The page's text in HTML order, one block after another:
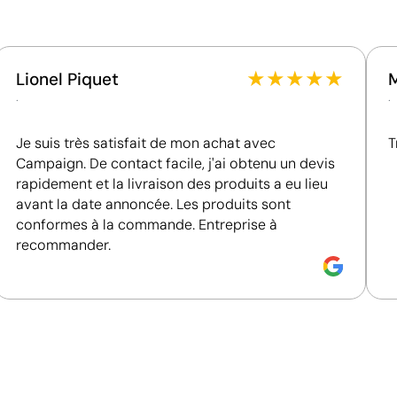
Impression de petits détails sur des surfaces
La tampographie transfère l’encre d’une plaque gravée
Bronze, se situant parmi les 35 % des meilleures
entreprises en matière de performance ESG.
grande proximité du marché et des normes
réglementaires élevées.
Lionel Piquet
.
★★★★★
Je suis très satisfait de mon achat avec
Campaign. De contact facile, j'ai obtenu un devis
rapidement et la livraison des produits a eu lieu
avant la date annoncée. Les produits sont
conformes à la commande. Entreprise à
recommander.
.